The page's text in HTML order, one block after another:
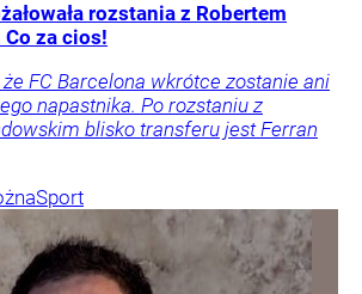
rozstania z Robertem
za cios!
FC Barcelona wkrótce zostanie ani
napastnika. Po rozstaniu z
blisko transferu jest Ferran
Sport